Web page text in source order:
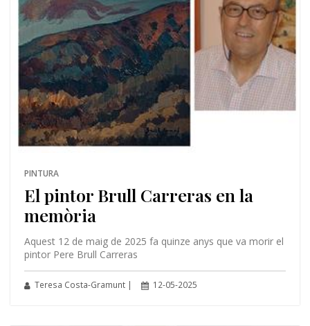
PINTURA
El pintor Brull Carreras en la
memòria
Aquest 12 de maig de 2025 fa quinze anys que va morir el
pintor Pere Brull Carreras
Teresa Costa-Gramunt | 12-05-2025